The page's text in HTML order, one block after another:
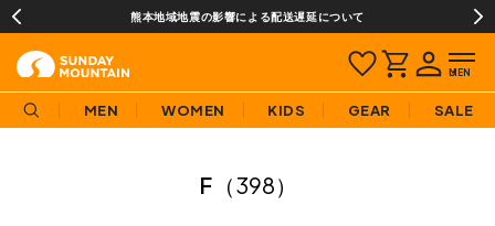
¥3,980(税込)以上のご購入で送料無料!
MEN WOMEN KIDS GEAR SALE
F （398）